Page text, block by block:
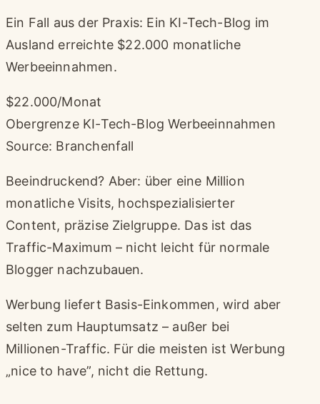
Ein Fall aus der Praxis: Ein KI-Tech-Blog im
Ausland erreichte $22.000 monatliche
Werbeeinnahmen.
$22.000/Monat
Obergrenze KI-Tech-Blog Werbeeinnahmen
Source: Branchenfall
Beeindruckend? Aber: über eine Million
monatliche Visits, hochspezialisierter
Content, präzise Zielgruppe. Das ist das
Traffic-Maximum – nicht leicht für normale
Blogger nachzubauen.
Werbung liefert Basis-Einkommen, wird aber
selten zum Hauptumsatz – außer bei
Millionen-Traffic. Für die meisten ist Werbung
„nice to have”, nicht die Rettung.